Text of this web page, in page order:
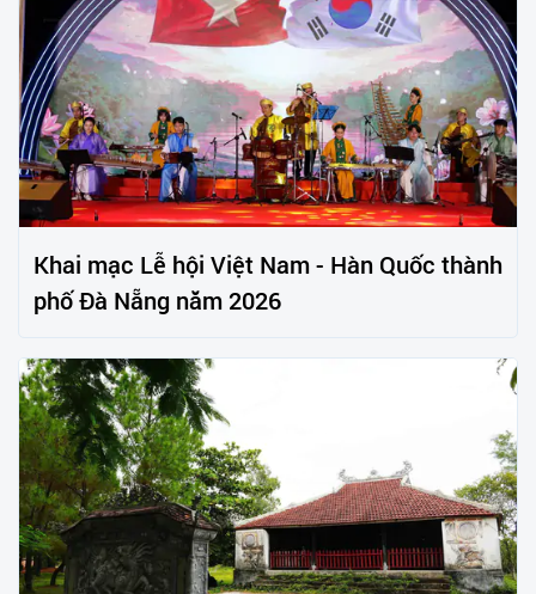
Khai mạc Lễ hội Việt Nam - Hàn Quốc thành
phố Đà Nẵng năm 2026